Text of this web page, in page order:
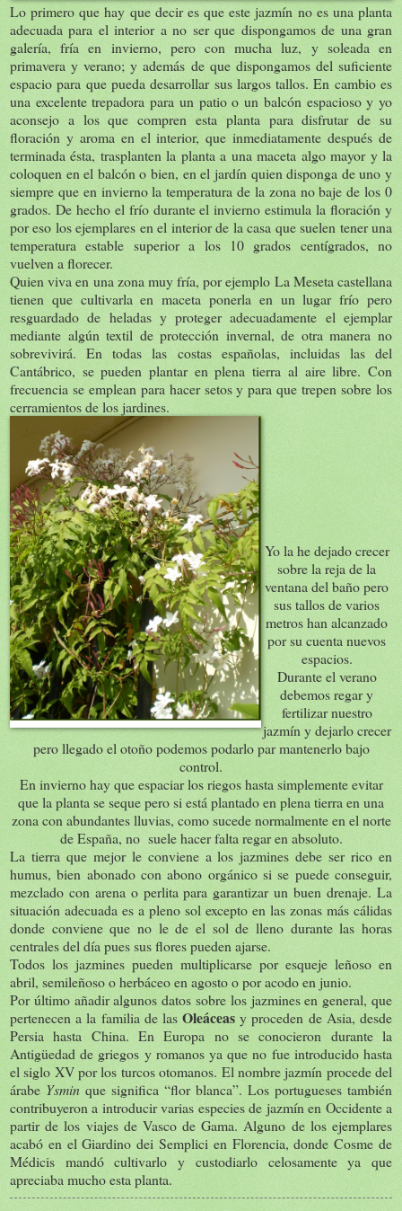
Lo primero que hay que decir es que este jazmín no es una planta
adecuada para el interior a no ser que dispongamos de una gran
galería, fría en invierno, pero con mucha luz, y soleada en
primavera y verano; y además de que dispongamos del suficiente
espacio para que pueda desarrollar sus largos tallos. En cambio es
una excelente trepadora para un patio o un balcón espacioso y yo
aconsejo a los que compren esta planta para disfrutar de su
floración y aroma en el interior, que inmediatamente después de
terminada ésta, trasplanten la planta a una maceta algo mayor y la
coloquen en el balcón o bien, en el jardín quien disponga de uno y
siempre que en invierno la temperatura de la zona no baje de los 0
grados. De hecho el frío durante el invierno estimula la floración y
por eso los ejemplares en el interior de la casa que suelen tener una
temperatura estable superior a los 10 grados centígrados, no
vuelven a florecer.
Quien viva en una zona muy fría, por ejemplo La Meseta castellana
tienen que cultivarla en maceta ponerla en un lugar frío pero
resguardado de heladas y proteger adecuadamente el ejemplar
mediante algún textil de protección invernal, de otra manera no
sobrevivirá. En todas las costas españolas, incluidas las del
Cantábrico, se pueden plantar en plena tierra al aire libre. Con
frecuencia se emplean para hacer setos y para que trepen sobre los
cerramientos de los jardines.
Yo la he dejado crecer
sobre la reja de la
ventana del baño pero
sus tallos de varios
metros han alcanzado
por su cuenta nuevos
espacios.
Durante el verano
debemos regar y
fertilizar nuestro
jazmín y dejarlo crecer
pero llegado el otoño podemos podarlo par mantenerlo bajo
control.
En invierno hay que espaciar los riegos hasta simplemente evitar
que la planta se seque pero si está plantado en plena tierra en una
zona con abundantes lluvias, como sucede normalmente en el norte
de España, no suele hacer falta regar en absoluto.
La tierra que mejor le conviene a los jazmines debe ser rico en
humus, bien abonado con abono orgánico si se puede conseguir,
mezclado con arena o perlita para garantizar un buen drenaje. La
situación adecuada es a pleno sol excepto en las zonas más cálidas
donde conviene que no le de el sol de lleno durante las horas
centrales del día pues sus flores pueden ajarse.
Todos los jazmines pueden multiplicarse por esqueje leñoso en
abril, semileñoso o herbáceo en agosto o por acodo en junio.
Por último añadir algunos datos sobre los jazmines en general, que
pertenecen a la familia de lasOleáceasy proceden de Asia, desde
Persia hasta China. En Europa no se conocieron durante la
Antigüedad de griegos y romanos ya que no fue introducido hasta
el siglo XV por los turcos otomanos. El nombre jazmín procede del
árabe Ysmin que significa “flor blanca”. Los portugueses también
contribuyeron a introducir varias especies de jazmín en Occidente a
partir de los viajes de Vasco de Gama. Alguno de los ejemplares
acabó en el Giardino dei Semplici en Florencia, donde Cosme de
Médicis mandó cultivarlo y custodiarlo celosamente ya que
apreciaba mucho esta planta.